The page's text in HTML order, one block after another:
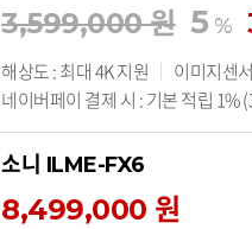
3,599,000 원 5 %
해상도 : 최대 4K 지원 이미지센
네이버페이 결제 시 : 기본 적립 1%
소니 ILME-FX6
8,499,000 원